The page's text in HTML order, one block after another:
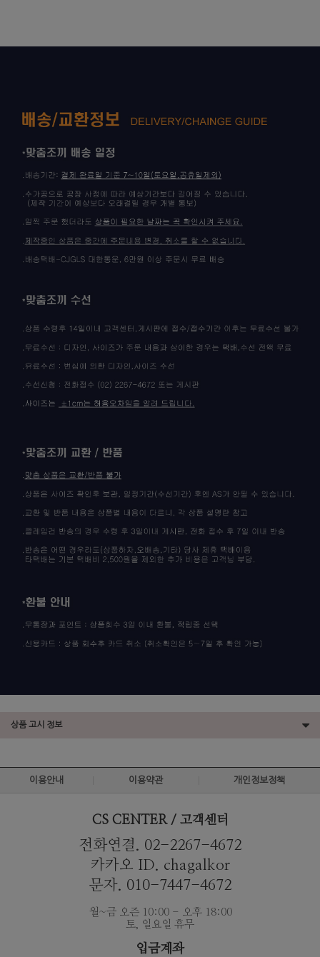
상품 고시 정보
이용안내 이용약관 개인정보정책
CS CENTER / 고객센터
전화연결. 02-2267-4672
카카오 ID. chagalkor
문자. 010-7447-4672
월~금 오즌 10:00 - 오후 18:00
토, 일요일 휴무
입금계좌